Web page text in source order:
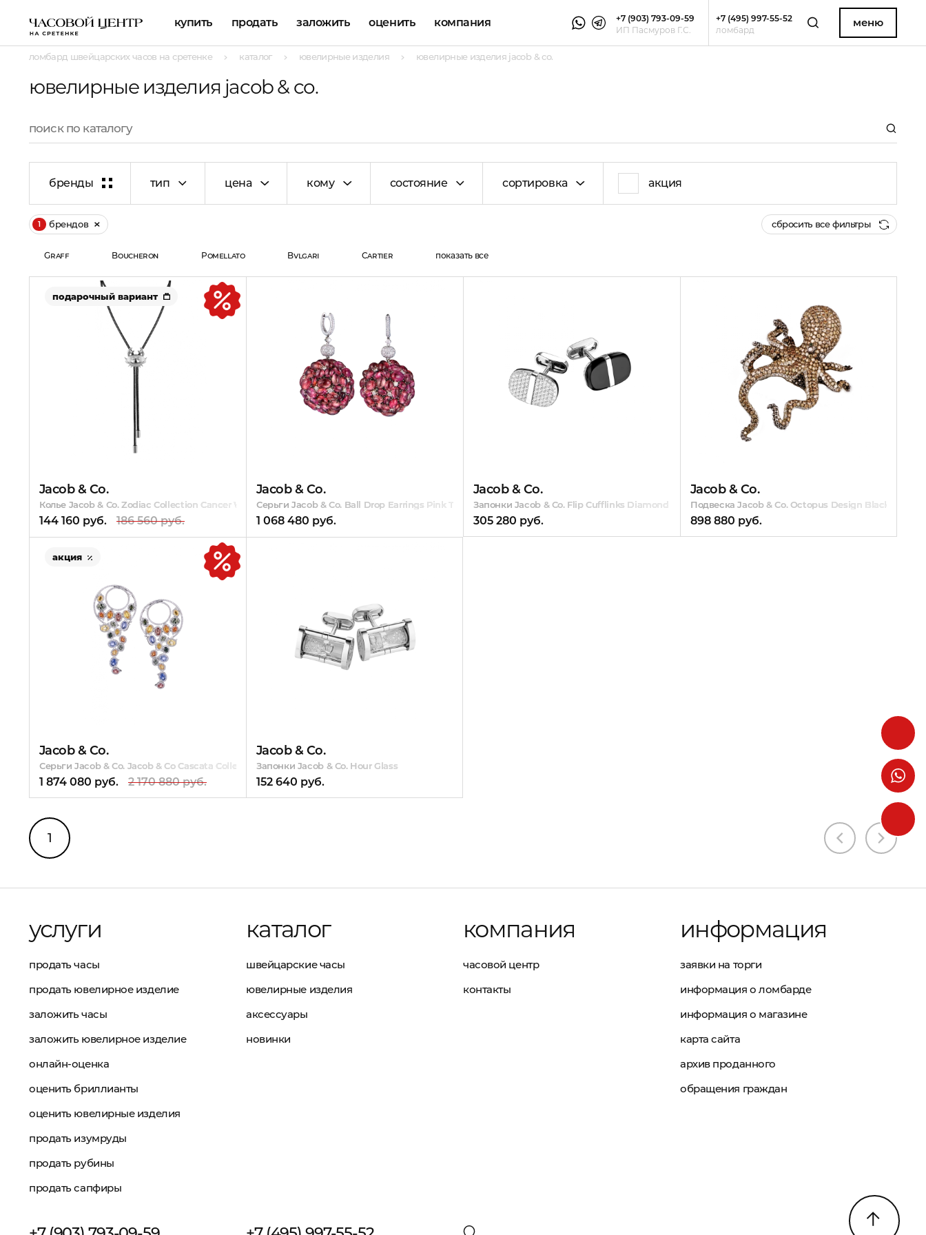
купить продать заложить оценить компания
+7 (903) 793-09-59
ИП Пасмуров Г.С.
+7 (495) 997-55-52
ломбард
меню
ломбард швейцарских часов на сретенке каталог ювелирные изделия ювелирные изделия jacob & co.
ювелирные изделия jacob & co.
бренды тип цена кому состояние сортировка акция
1 брендов сбросить все фильтры
Graff Boucheron Pomellato Bvlgari Cartier показать все
Jacob & Co.
Колье Jacob & Co. Zodiac Collection Cancer White Gold
144 160 руб. 186 560 руб.
подарочный вариант
Jacob & Co.
Серьги Jacob & Co. Ball Drop Earrings Pink Tourmaline
1 068 480 руб.
Jacob & Co.
Запонки Jacob & Co. Flip Cufflinks Diamond & Onyx
305 280 руб.
Jacob & Co.
Подвеска Jacob & Co. Octopus Design Black
898 880 руб.
Jacob & Co.
Серьги Jacob & Co. Jacob & Co Cascata Collection Diamond Earrings
1 874 080 руб. 2 170 880 руб.
акция
Jacob & Co.
Запонки Jacob & Co. Hour Glass
152 640 руб.
1
услуги
продать часы
продать ювелирное изделие
заложить часы
заложить ювелирное изделие
онлайн-оценка
оценить бриллианты
оценить ювелирные изделия
продать изумруды
продать рубины
продать сапфиры
каталог
швейцарские часы
ювелирные изделия
аксессуары
новинки
компания
часовой центр
контакты
информация
заявки на торги
информация о ломбарде
информация о магазине
карта сайта
архив проданного
обращения граждан